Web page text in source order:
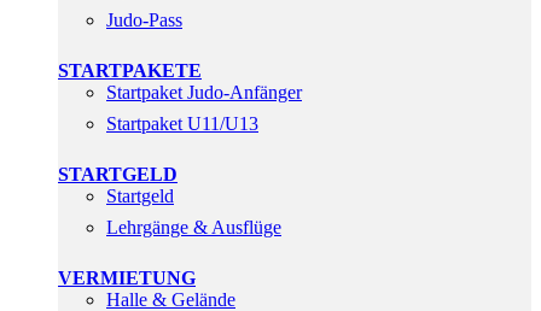
Judo-Pass
STARTPAKETE
Startpaket Judo-Anfänger
Startpaket U11/U13
STARTGELD
Startgeld
Lehrgänge & Ausflüge
VERMIETUNG
Halle & Gelände